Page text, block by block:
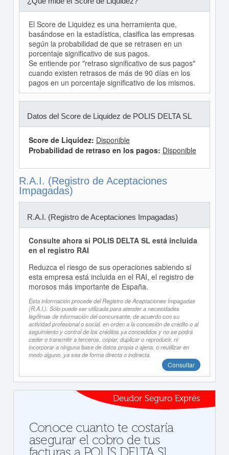
El Score de Liquidez es una herramienta que,
basándose en la estadística, clasifica las empresas
según la probabilidad de que se retrasen en un
porcentaje significativo de sus pagos.
Se entiende por "retraso significativo de sus pagos"
cuando existen retrasos de más de 90 días en los
pagos en un porcentaje significativo de los mismos.
Datos del Score de Liquidez de POLIS DELTA SL
Score de Liquidez: Disponible
Probabilidad de retraso en los pagos: Disponible
R.A.I. (Registro de Aceptaciones
Impagadas)
R.A.I. (Registro de Aceptaciones Impagadas)
Consulte ahora si POLIS DELTA SL está incluida
en el registro RAI
Reduzca el riesgo de sus operaciones sabiendo si
esta empresa está incluida en el RAI, el registro de
morosos más importante de España.
Esta información procede del Registro de Aceptaciones Impagadas
(R.A.I.). Sólo puede ser utilizada para atender a necesidades
legítimas de información del concursante, de acuerdo con su
actividad profesional o social, en orden a la concesión de crédito o al
seguimiento y control de los créditos ya concedidos y no se podrá
ceder o transmitir a terceros, copiar, duplicar o reproducir, ni
incorporar a ninguna base de datos propia o ajena, o reutilizar en
modo alguno, ya sea de forma directa o indirecta.
Consultar
Deudor Seguro Exprés
Conoce cuanto te costaría
asegurar el cobro de tus